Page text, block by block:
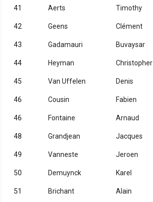
41 Aerts Timothy
42 Geens Clément
43 Gadamauri Buvaysar
44 Heyman Christopher
45 Van Uffelen Denis
46 Cousin Fabien
46 Fontaine Arnaud
48 Grandjean Jacques
49 Vanneste Jeroen
50 Demuynck Karel
51 Brichant Alain